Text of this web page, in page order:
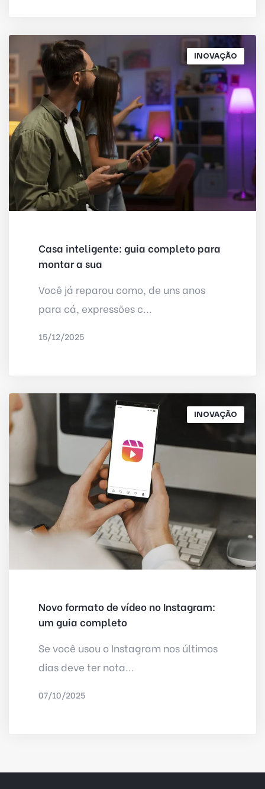
INOVAÇÃO
Casa inteligente: guia completo para
montar a sua
Você já reparou como, de uns anos
para cá, expressões c...
15/12/2025
INOVAÇÃO
Novo formato de vídeo no Instagram:
um guia completo
Se você usou o Instagram nos últimos
dias deve ter nota...
07/10/2025